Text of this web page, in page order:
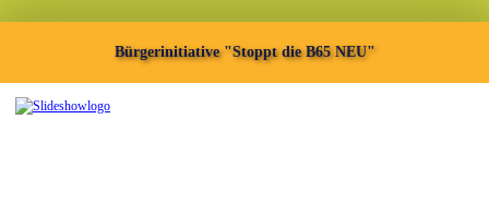
Bürgerinitiative "Stoppt die B65 NEU"